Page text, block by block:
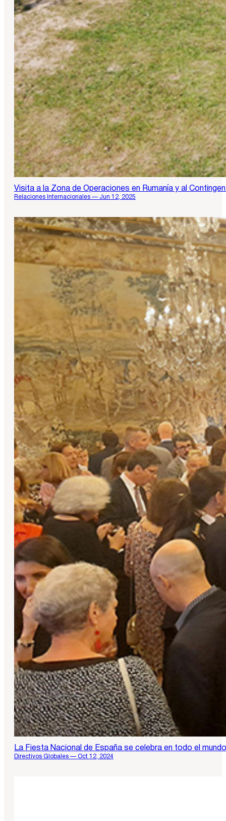
Visita a la Zona de Operaciones en Rumanía y al
Relaciones Internacionales — Jun 12, 2025
La Fiesta Nacional de España se celebra en todo el mundo
Directivos Globales — Oct 12, 2024